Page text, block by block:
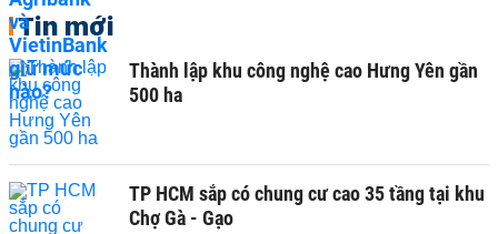
Tin mới
Thành lập khu công nghệ cao Hưng Yên gần
500 ha
TP HCM sắp có chung cư cao 35 tầng tại khu
Chợ Gà - Gạo